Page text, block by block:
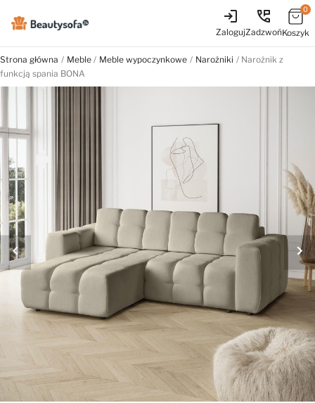
login
Zaloguj
perm_phone_msg
Zadzwoń
0
Koszyk
Strona główna Meble Meble wypoczynkowe Narożniki
Narożnik z
funkcją spania BONA